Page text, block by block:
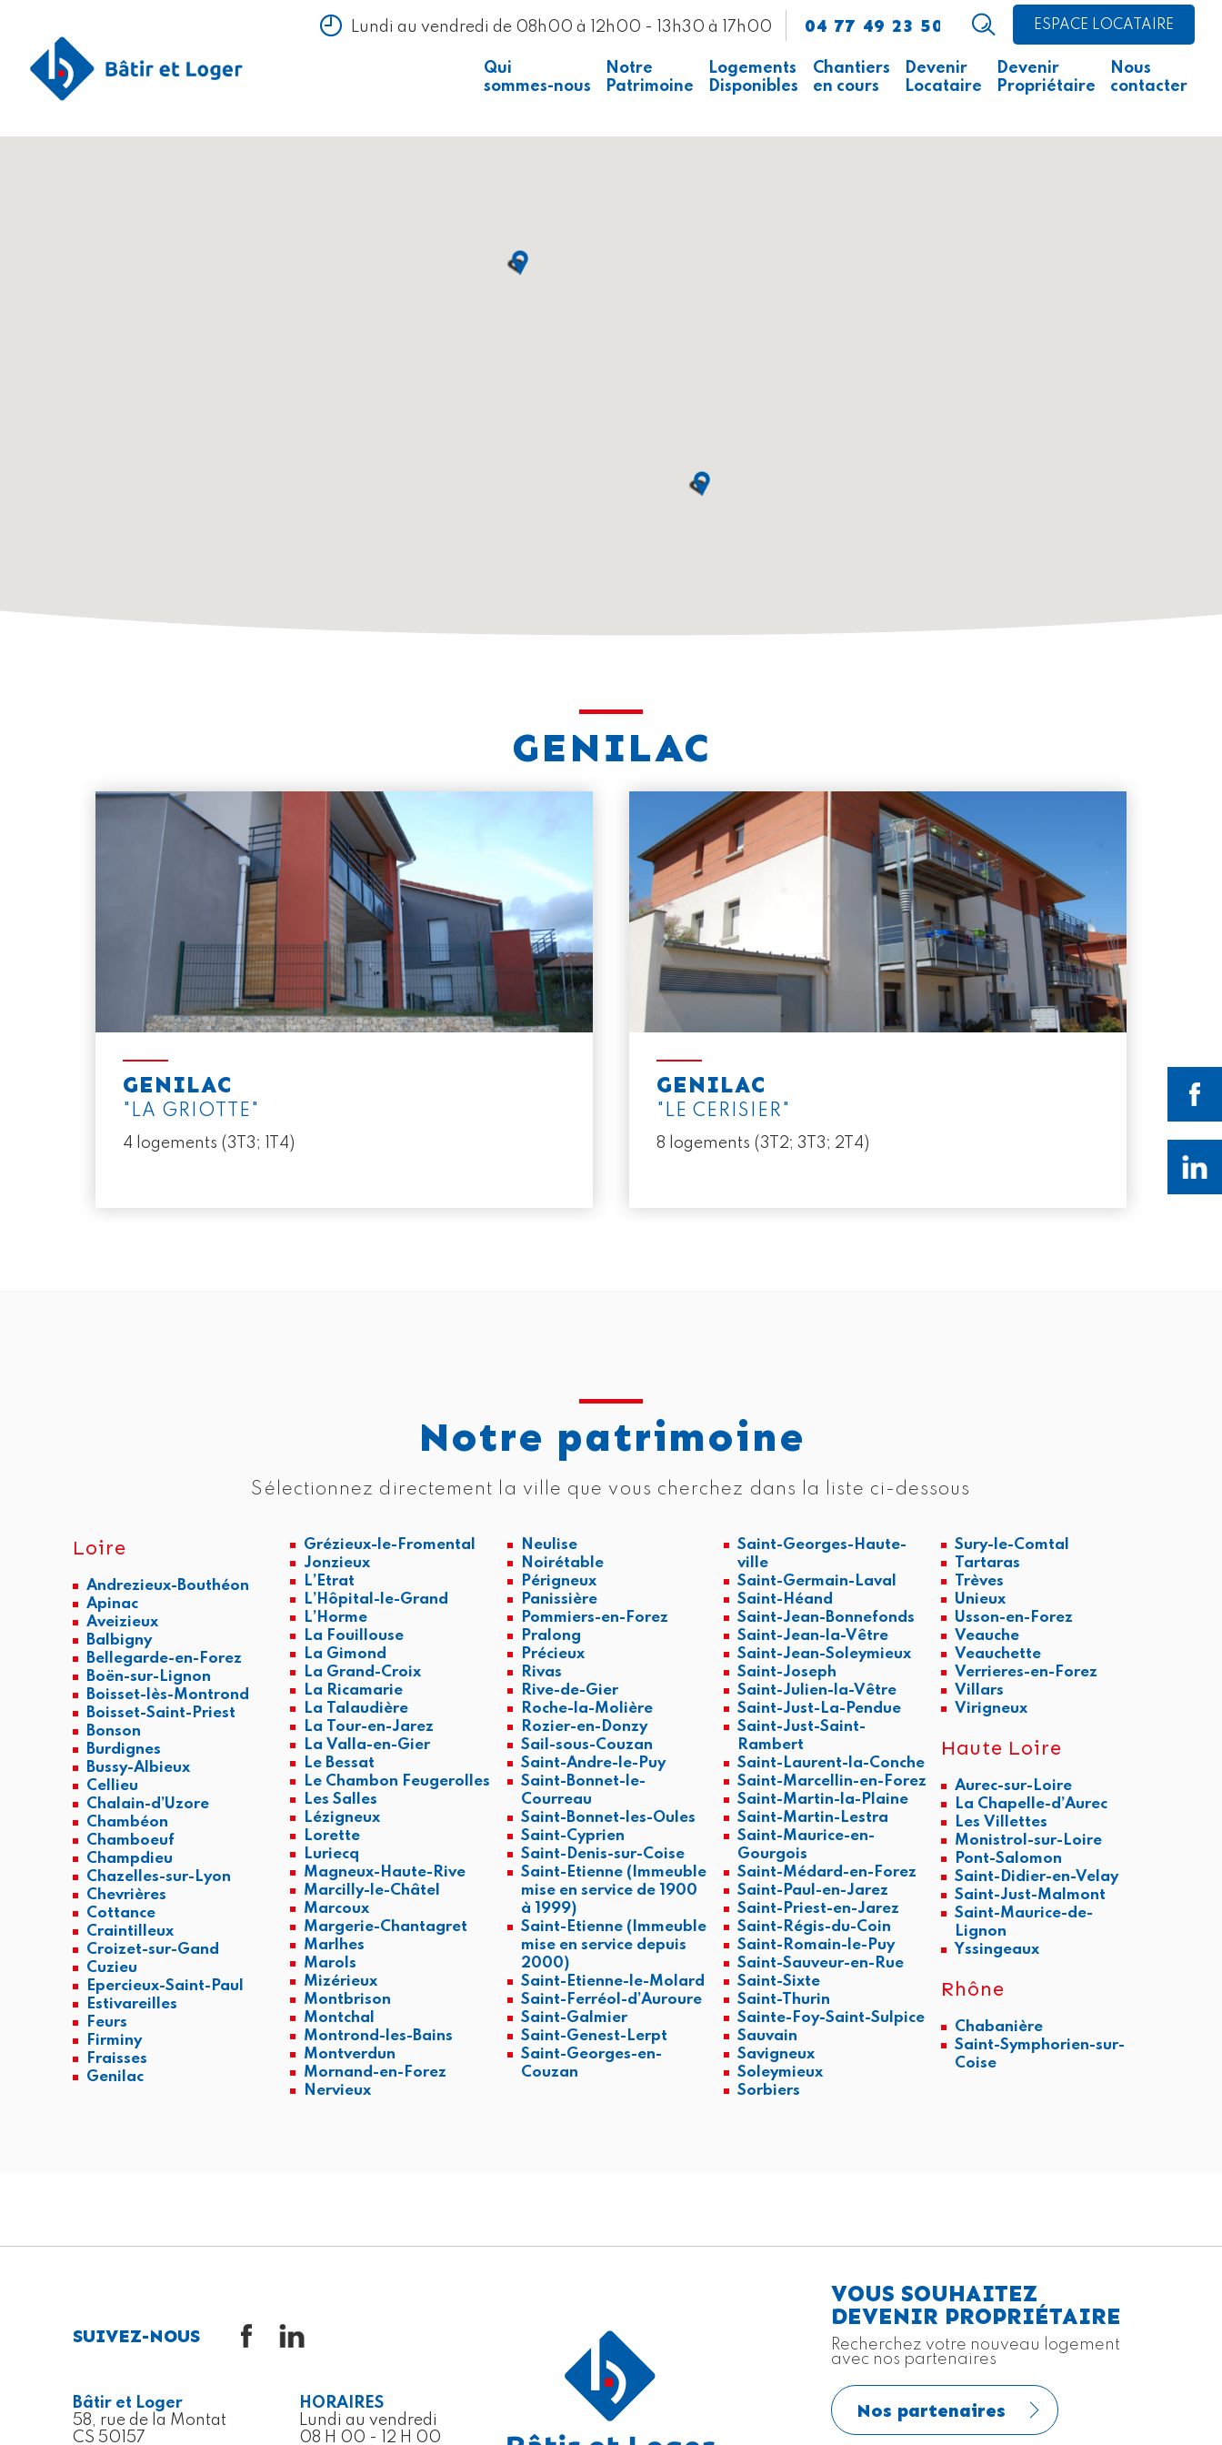
Lundi au vendredi de 08h00 à 12h00 - 13h30 à 17h00 04 77 49 23 50
Qui
sommes-nous
Notre
Patrimoine
Logements
Disponibles
Chantiers
en cours
concurrence
Devenir
Locataire
Devenir
Propriétaire
Nous
contacter
ESPACE LOCATAIRE
GENILAC
GENILAC
"LA GRIOTTE"
4 logements (3T3; 1T4)
GENILAC
"LE CERISIER"
8 logements (3T2; 3T3; 2T4)
Notre patrimoine
Sélectionnez directement la ville que vous cherchez dans la liste ci-dessous
Loire
Andrezieux-Bouthéon
Apinac
Aveizieux
Balbigny
Bellegarde-en-Forez
Boën-sur-Lignon
Boisset-lès-Montrond
Boisset-Saint-Priest
Bonson
Burdignes
Bussy-Albieux
Cellieu
Chalain-d’Uzore
Chambéon
Chamboeuf
Champdieu
Chazelles-sur-Lyon
Chevrières
Cottance
Craintilleux
Croizet-sur-Gand
Cuzieu
Epercieux-Saint-Paul
Estivareilles
Feurs
Firminy
Fraisses
Genilac
Grézieux-le-Fromental
Jonzieux
L’Etrat
L’Hôpital-le-Grand
L’Horme
La Fouillouse
La Gimond
La Grand-Croix
La Ricamarie
La Talaudière
La Tour-en-Jarez
La Valla-en-Gier
Le Bessat
Le Chambon Feugerolles
Les Salles
Lézigneux
Lorette
Luriecq
Magneux-Haute-Rive
Marcilly-le-Châtel
Marcoux
Margerie-Chantagret
Marlhes
Marols
Mizérieux
Montbrison
Montchal
Montrond-les-Bains
Montverdun
Mornand-en-Forez
Nervieux
Neulise
Noirétable
Périgneux
Panissière
Pommiers-en-Forez
Pralong
Précieux
Rivas
Rive-de-Gier
Roche-la-Molière
Rozier-en-Donzy
Sail-sous-Couzan
Saint-Andre-le-Puy
Saint-Bonnet-le-
Courreau
Saint-Bonnet-les-Oules
Saint-Cyprien
Saint-Denis-sur-Coise
Saint-Etienne (Immeuble
mise en service de 1900
à 1999)
Saint-Etienne (Immeuble
mise en service depuis
2000)
Saint-Etienne-le-Molard
Saint-Ferréol-d’Auroure
Saint-Galmier
Saint-Genest-Lerpt
Saint-Georges-en-
Couzan
Saint-Georges-Haute-
ville
Saint-Germain-Laval
Saint-Héand
Saint-Jean-Bonnefonds
Saint-Jean-la-Vêtre
Saint-Jean-Soleymieux
Saint-Joseph
Saint-Julien-la-Vêtre
Saint-Just-La-Pendue
Saint-Just-Saint-
Rambert
Saint-Laurent-la-Conche
Saint-Marcellin-en-Forez
Saint-Martin-la-Plaine
Saint-Martin-Lestra
Saint-Maurice-en-
Gourgois
Saint-Médard-en-Forez
Saint-Paul-en-Jarez
Saint-Priest-en-Jarez
Saint-Régis-du-Coin
Saint-Romain-le-Puy
Saint-Sauveur-en-Rue
Saint-Sixte
Saint-Thurin
Sainte-Foy-Saint-Sulpice
Sauvain
Savigneux
Soleymieux
Sorbiers
Sury-le-Comtal
Tartaras
Trèves
Unieux
Usson-en-Forez
Veauche
Veauchette
Verrieres-en-Forez
Villars
Virigneux
Haute Loire
Aurec-sur-Loire
La Chapelle-d’Aurec
Les Villettes
Monistrol-sur-Loire
Pont-Salomon
Saint-Didier-en-Velay
Saint-Just-Malmont
Saint-Maurice-de-
Lignon
Yssingeaux
Rhône
Chabanière
Saint-Symphorien-sur-
Coise
SUIVEZ-NOUS
Bâtir et Loger
58, rue de la Montat
CS 50157
HORAIRES
Lundi au vendredi
08 H 00 - 12 H 00
VOUS SOUHAITEZ
DEVENIR PROPRIÉTAIRE
Recherchez votre nouveau logement
avec nos partenaires
Nos partenaires